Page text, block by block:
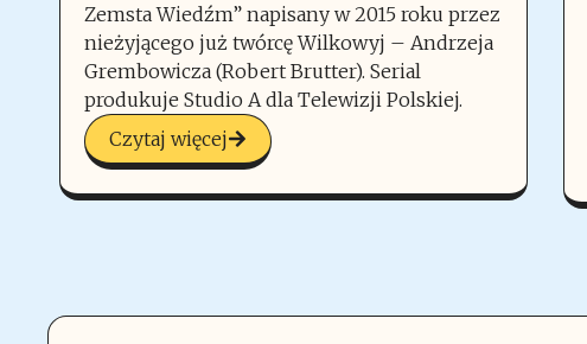
Zemsta Wiedźm” napisany w 2015 roku przez
nieżyjącego już twórcę Wilkowyj – Andrzeja
Grembowicza (Robert Brutter). Serial
produkuje Studio A dla Telewizji Polskiej.
Czytaj więcej